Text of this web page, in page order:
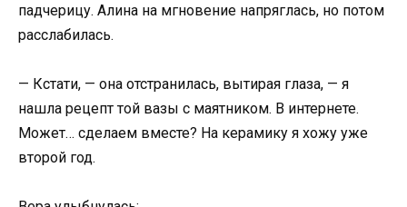
падчерицу. Алина на мгновение напряглась, но потом
расслабилась.
— Кстати, — она отстранилась, вытирая глаза, — я
нашла рецепт той вазы с маятником. В интернете.
Может… сделаем вместе? На керамику я хожу уже
второй год.